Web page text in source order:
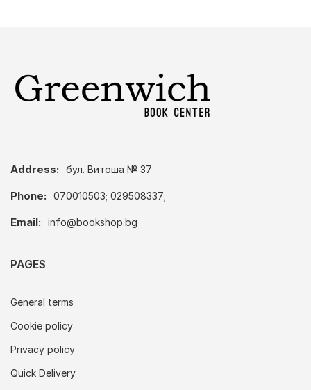
Address: бул. Витоша № 37
Phone: 070010503; 029508337;
Email: info@bookshop.bg
PAGES
General terms
Cookie policy
Privacy policy
Quick Delivery